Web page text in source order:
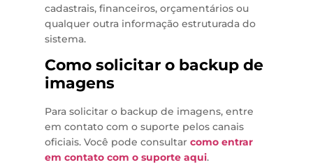
cadastrais, financeiros, orçamentários ou
qualquer outra informação estruturada do
sistema.
Como solicitar o backup de
imagens
Para solicitar o backup de imagens, entre
em contato com o suporte pelos canais
oficiais. Você pode consultar como entrar
em contato com o suporte aqui.